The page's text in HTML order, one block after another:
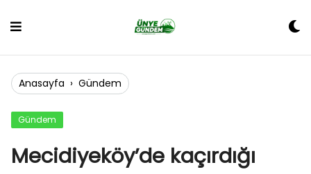
Anasayfa › Gündem
Gündem
Mecidiyeköy’de kaçırdığı